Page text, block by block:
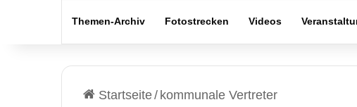
Themen-Archiv Fotostrecken Videos
Startseite/ kommunale Vertreter